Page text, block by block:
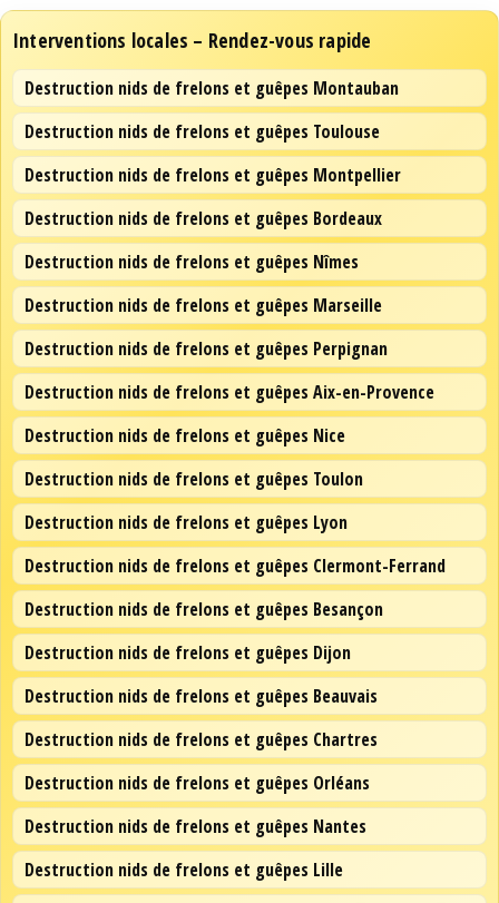
Interventions locales – Rendez-vous rapide
Destruction nids de frelons et guêpes Montauban
Destruction nids de frelons et guêpes Toulouse
Destruction nids de frelons et guêpes Montpellier
Destruction nids de frelons et guêpes Bordeaux
Destruction nids de frelons et guêpes Nîmes
Destruction nids de frelons et guêpes Marseille
Destruction nids de frelons et guêpes Perpignan
Destruction nids de frelons et guêpes Aix-en-Provence
Destruction nids de frelons et guêpes Nice
Destruction nids de frelons et guêpes Toulon
Destruction nids de frelons et guêpes Lyon
Destruction nids de frelons et guêpes Clermont-Ferrand
Destruction nids de frelons et guêpes Besançon
Destruction nids de frelons et guêpes Dijon
Destruction nids de frelons et guêpes Beauvais
Destruction nids de frelons et guêpes Chartres
Destruction nids de frelons et guêpes Orléans
Destruction nids de frelons et guêpes Nantes
Destruction nids de frelons et guêpes Lille